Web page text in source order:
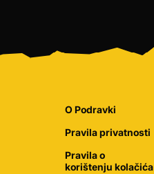
O Podravki
Pravila privatnosti
Pravila o
korištenju kolačića